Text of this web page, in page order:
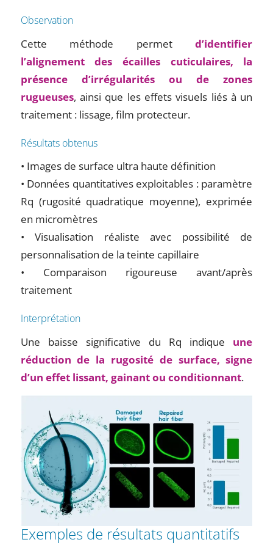
Observation
Cette méthode permetd’identifier
l’alignement des écailles cuticulaires, la
présence d’irrégularités ou de zones
rugueuses, ainsi que les effets visuels liés à un
traitement : lissage, film protecteur.
Résultats obtenus
• Images de surface ultra haute définition
• Données quantitatives exploitables : paramètre
Rq (rugosité quadratique moyenne), exprimée
en micromètres
• Visualisation réaliste avec possibilité de
personnalisation de la teinte capillaire
• Comparaison rigoureuse avant/après
traitement
Interprétation
Une baisse significative du Rq indique une
réduction de la rugosité de surface, signe
d’un effet lissant, gainant ou conditionnant.
Exemples de résultats quantitatifs